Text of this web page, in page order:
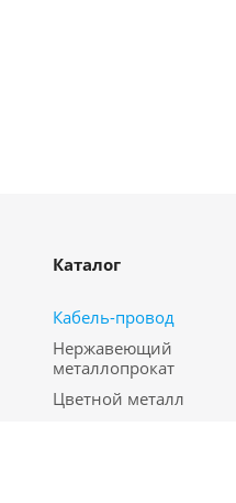
Каталог
Кабель-провод
Нержавеющий
металлопрокат
Цветной металл